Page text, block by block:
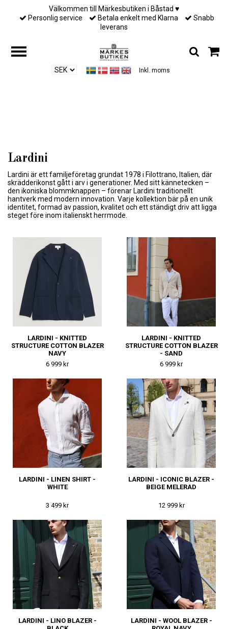
Välkommen till Märkesbutiken i Båstad ♥︎
Personlig service
Betala enkelt med Klarna
Snabb
leverans
Inkl. moms
Lardini
Lardini är ett familjeföretag grundat 1978 i Filottrano, Italien, där
skrädderikonst gått i arv i generationer. Med sitt kännetecken –
den ikoniska blommknappen – förenar Lardini traditionellt
hantverk med modern innovation. Varje kollektion bär på en unik
identitet, formad av passion, kvalitet och ett ständigt driv att ligga
steget före inom italienskt herrmode.
LARDINI - KNITTED
STRUCTURE COTTON BLAZER
NAVY
6 999 kr
LARDINI - KNITTED
STRUCTURE COTTON BLAZER
- SAND
6 999 kr
LARDINI - LINEN SHIRT -
WHITE
3 499 kr
LARDINI - ICONIC BLAZER -
BEIGE MELERAD
12 999 kr
LARDINI - LINO BLAZER -
LARDINI - WOOL BLAZER -